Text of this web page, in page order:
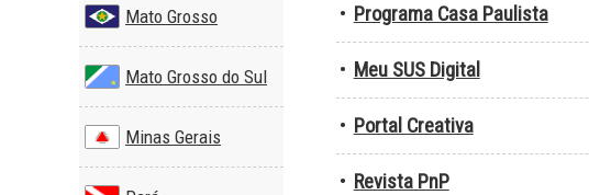
Mato Grosso
Mato Grosso do Sul
Minas Gerais
• Programa Casa Paulista
• Meu SUS Digital
• Portal Creativa
• Revista PnP